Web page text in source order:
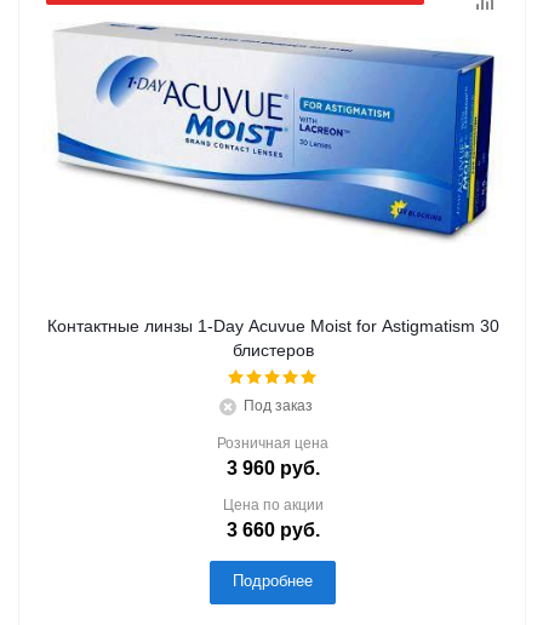
Контактные линзы 1-Day Acuvue Moist for Astigmatism 30
блистеров
Под заказ
Розничная цена
3 960руб.
Цена по акции
3 660руб.
Подробнее